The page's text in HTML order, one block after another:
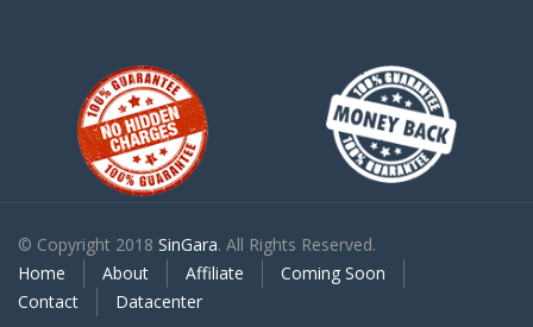
© Copyright 2018 SinGara. All Rights Reserved.
Home
About Affiliate
Coming Soon
Contact
Datacenter